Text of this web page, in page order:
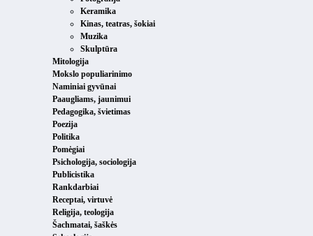
Keramika
Kinas, teatras, šokiai
Muzika
Skulptūra
Mitologija
Mokslo populiarinimo
Naminiai gyvūnai
Paaugliams, jaunimui
Pedagogika, švietimas
Poezija
Politika
Pomėgiai
Psichologija, sociologija
Publicistika
Rankdarbiai
Receptai, virtuvė
Religija, teologija
Šachmatai, šaškės